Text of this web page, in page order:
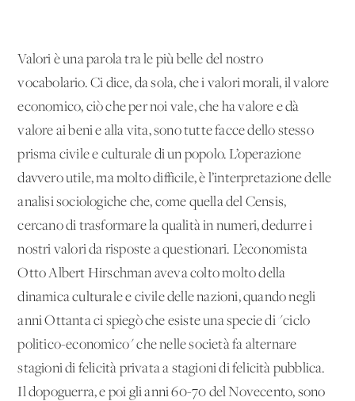
Valori è una parola tra le più belle del nostro
vocabolario. Ci dice, da sola, che i valori morali, il valore
economico, ciò che per noi vale, che ha valore e dà
valore ai beni e alla vita, sono tutte facce dello stesso
prisma civile e culturale di un popolo. L’operazione
davvero utile, ma molto difficile, è l’interpretazione delle
analisi sociologiche che, come quella del Censis,
cercano di trasformare la qualità in numeri, dedurre i
nostri valori da risposte a questionari. L’economista
Otto Albert Hirschman aveva colto molto della
dinamica culturale e civile delle nazioni, quando negli
anni Ottanta ci spiegò che esiste una specie di "ciclo
politico-economico" che nelle società fa alternare
stagioni di felicità privata a stagioni di felicità pubblica.
Il dopoguerra, e poi gli anni 60-70 del Novecento, sono